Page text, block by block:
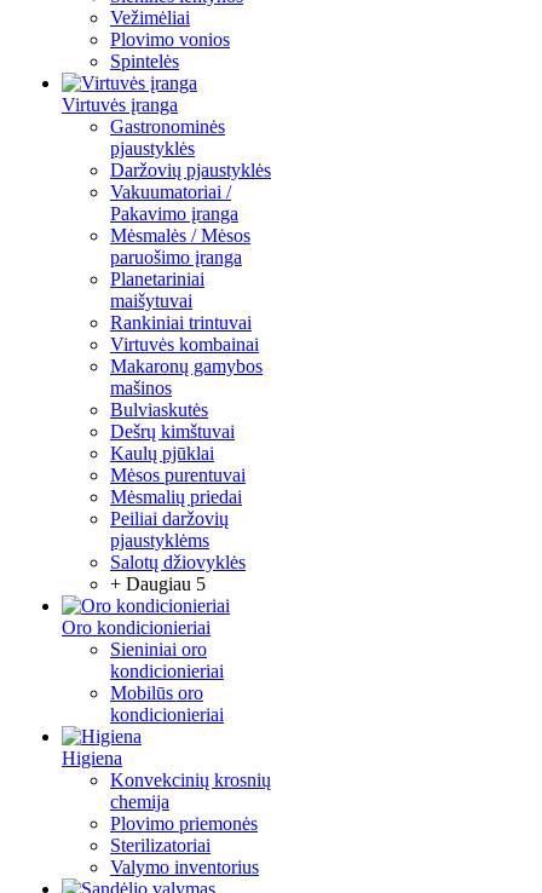
Vežimėliai
Plovimo vonios
Spintelės
Virtuvės įranga
Gastronominės
pjaustyklės
Daržovių pjaustyklės
Vakuumatoriai /
Pakavimo įranga
Mėsmalės / Mėsos
paruošimo įranga
Planetariniai
maišytuvai
Rankiniai trintuvai
Virtuvės kombainai
Makaronų gamybos
mašinos
Bulviaskutės
Dešrų kimštuvai
Kaulų pjūklai
Mėsos purentuvai
Mėsmalių priedai
Peiliai daržovių
pjaustyklėms
Salotų džiovyklės
+ Daugiau 5
Oro kondicionieriai
Sieniniai oro
kondicionieriai
Mobilūs oro
kondicionieriai
Higiena
Konvekcinių krosnių
chemija
Plovimo priemonės
Sterilizatoriai
Valymo inventorius